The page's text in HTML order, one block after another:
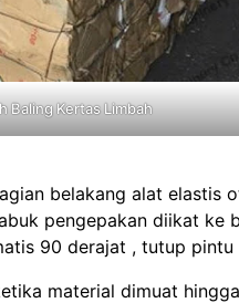
Baling Kertas Limbah
belakang alat elastis
pengepakan diikat
90 derajat , tutup pintu
material dimuat